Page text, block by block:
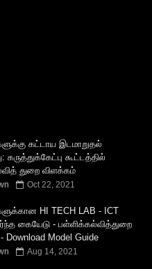
கட்டாய இடமாறுதல்
கருத்துக்கேட்பு கூட்டத்தில்
துறை விளக்கம்
Oct 22, 2021
HI TECH LAB - ICT
கையேடு - பள்ளிக்கல்வித்துறை
Download Model Guide
Aug 14, 2021